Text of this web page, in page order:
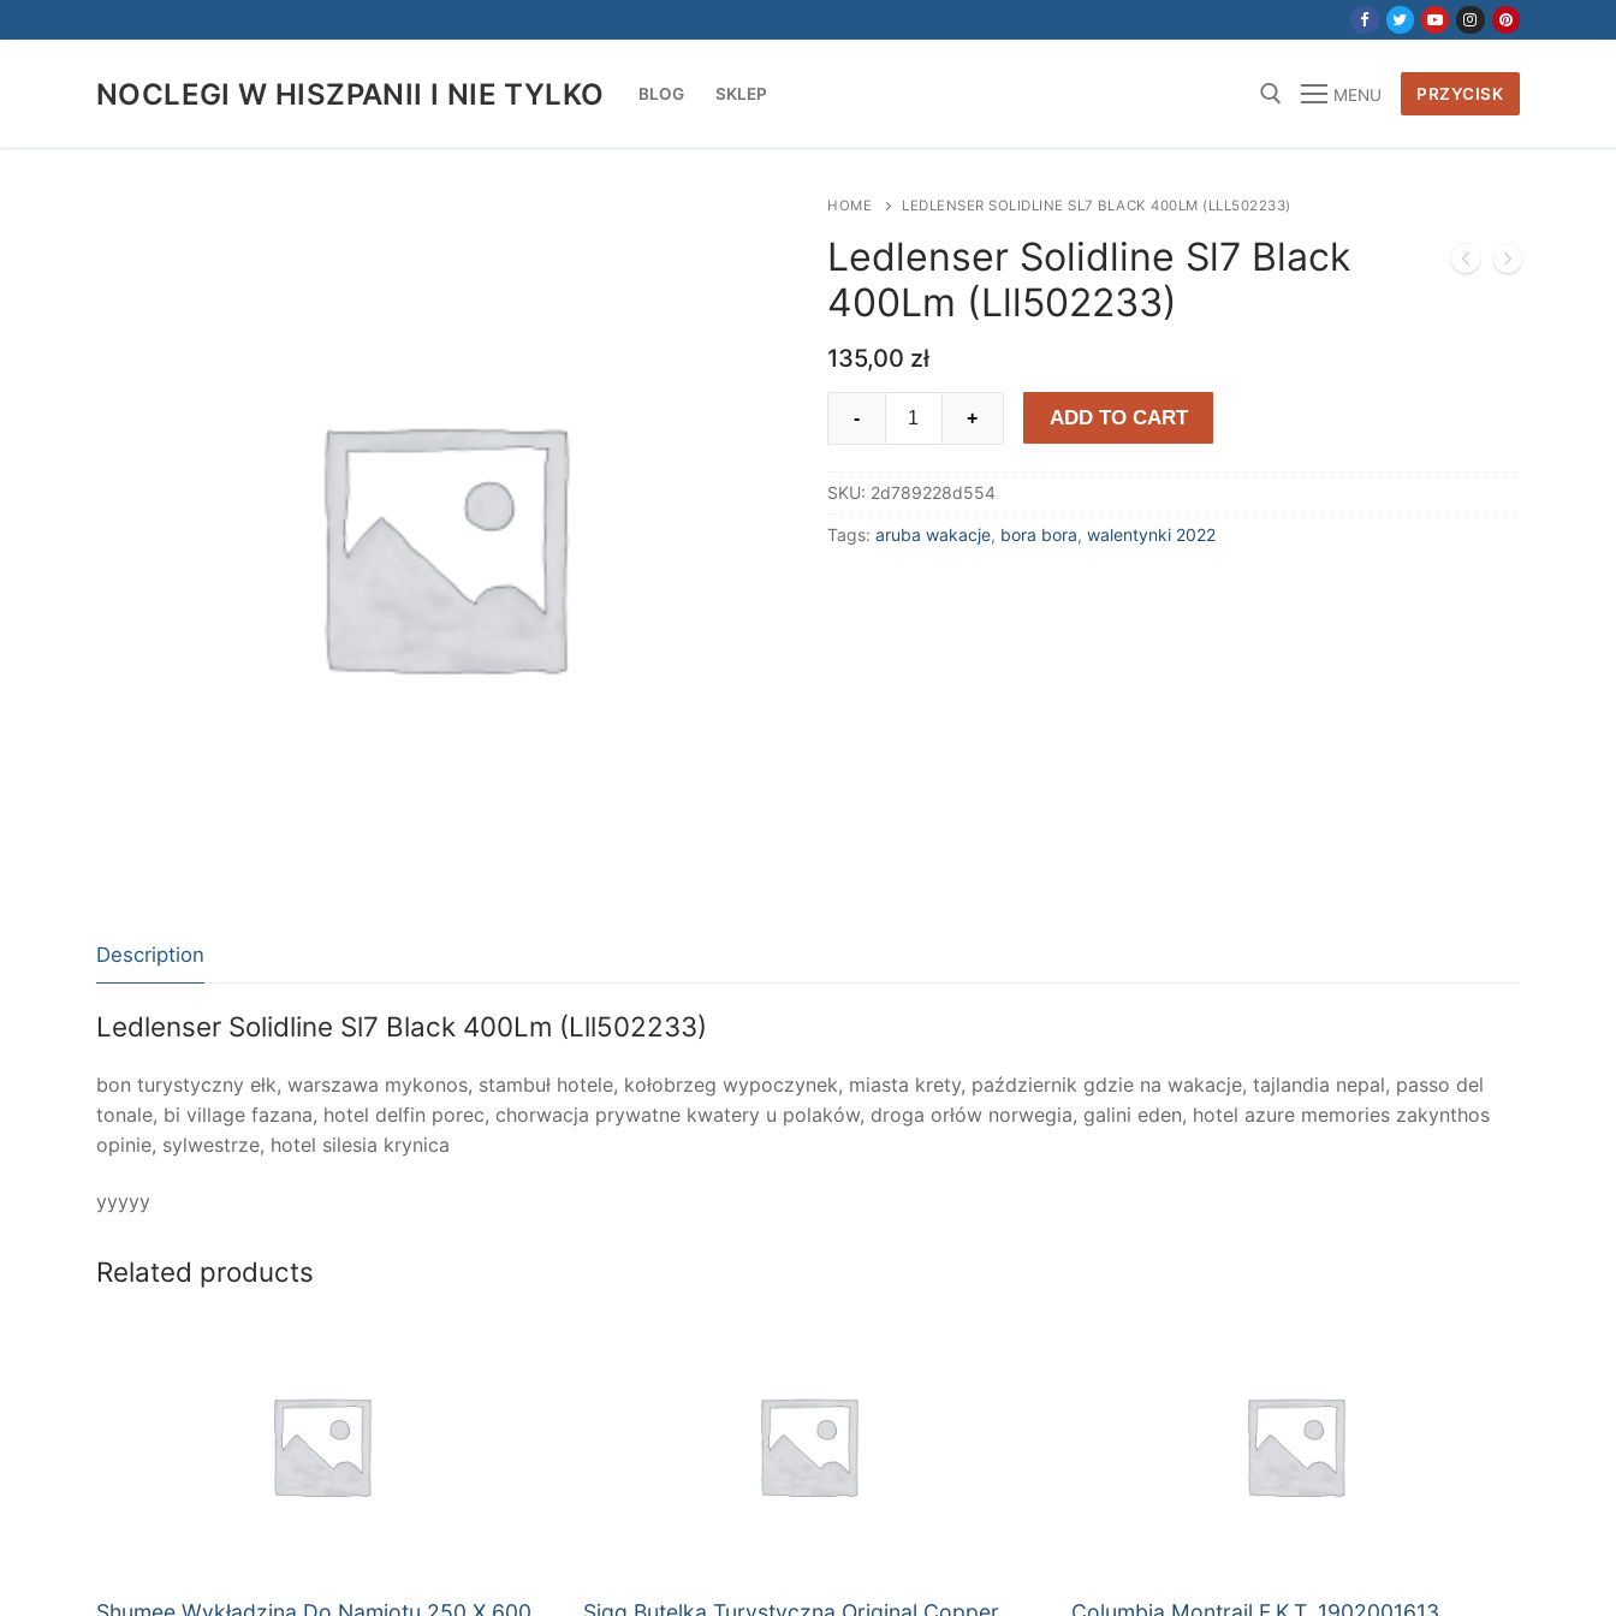
do
NOCLEGI W HISZPANII I NIE TYLKO BLOG SKLEP
Szukaj:
MENU PRZYCISK
HOME LEDLENSER SOLIDLINE SL7 BLACK 400LM (LLL502233)
Ledlenser Solidline Sl7 Black
400Lm (Lll502233)
135,00 zł
Ledlenser
Black
400Lm
- + ADD TO CART
SKU: 2d789228d554
Tags: aruba wakacje, bora bora, walentynki 2022
Description
Ledlenser Solidline Sl7 Black 400Lm (Lll502233)
bon turystyczny ełk, warszawa mykonos, stambuł hotele, kołobrzeg wypoczynek, miasta krety, październik gdzie na wakacje, tajlandia nepal, passo del
tonale, bi village fazana, hotel delfin porec, chorwacja prywatne kwatery u polaków, droga orłów norwegia, galini eden, hotel azure memories zakynthos
opinie, sylwestrze, hotel silesia krynica
yyyyy
Related products